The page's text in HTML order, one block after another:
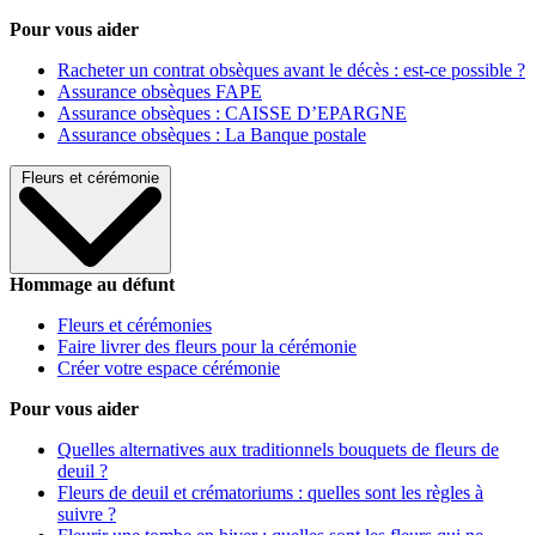
Pour vous aider
Racheter un contrat obsèques avant le décès : est-ce possible ?
Assurance obsèques FAPE
Assurance obsèques : CAISSE D’EPARGNE
Assurance obsèques : La Banque postale
Fleurs et cérémonie
Hommage au défunt
Fleurs et cérémonies
Faire livrer des fleurs pour la cérémonie
Créer votre espace cérémonie
Pour vous aider
Quelles alternatives aux traditionnels bouquets de fleurs de
deuil ?
Fleurs de deuil et crématoriums : quelles sont les règles à
suivre ?